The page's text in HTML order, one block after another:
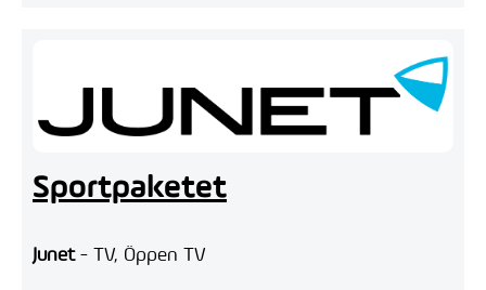
Sportpaketet
Junet- TV, Öppen TV